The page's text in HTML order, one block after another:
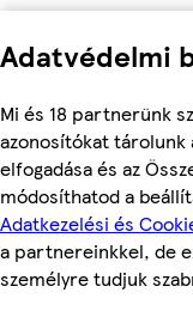
Adatvédelmi
Mi és 18 partnerünk
azonosítókat tárolunk
elfogadása és az
módosíthatod a
Adatkezelési és
a partnereinkkel, de
személyre tudjuk